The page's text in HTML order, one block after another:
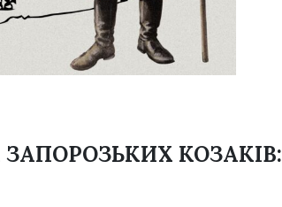
КОЗАКІВ: